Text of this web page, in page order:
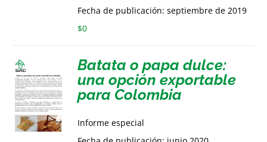
Fecha de publicación: septiembre de 2019
$0
Batata o papa dulce:
una opción exportable
para Colombia
Informe especial